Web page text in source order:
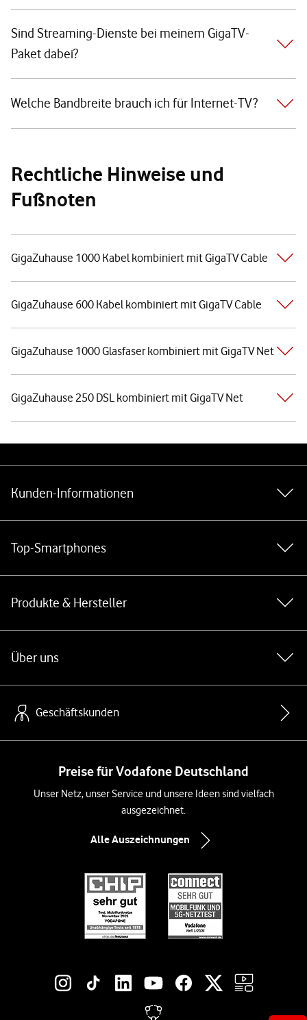
Sind Streaming-Dienste bei meinem GigaTV-
Paket dabei?
Welche Bandbreite brauch ich für Internet-TV?
Rechtliche Hinweise und
Fußnoten
GigaZuhause 1000 Kabel kombiniert mit GigaTV Cable
GigaZuhause 600 Kabel kombiniert mit GigaTV Cable
GigaZuhause 1000 Glasfaser kombiniert mit GigaTV Net
GigaZuhause 250 DSL kombiniert mit GigaTV Net
Kunden-Informationen
Top-Smartphones
Produkte & Hersteller
Über uns
Geschäftskunden
Preise für Vodafone Deutschland
Unser Netz, unser Service und unsere Ideen sind vielfach
ausgezeichnet.
Alle Auszeichnungen
Social-Media-Links